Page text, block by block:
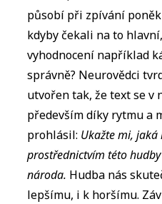
působí při zpívání
kdyby čekali na to
vyhodnocení například
správně? Neurovědci
utvořen tak, že text se v
především díky rytmu a
prohlásil: Ukažte mi,
prostřednictvím této
národa. Hudba nás
lepšímu, i k horšímu.